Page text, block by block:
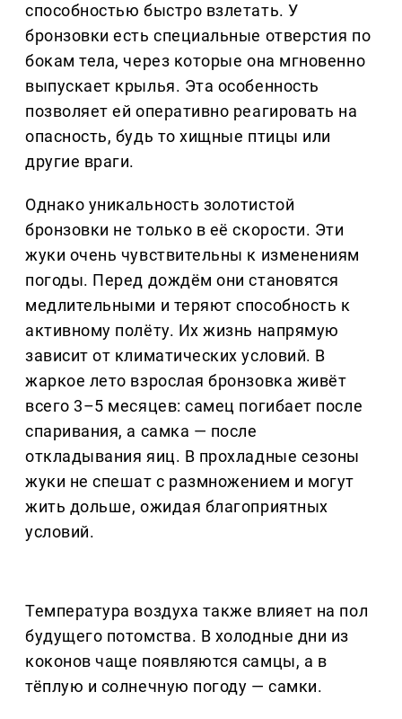
способностью быстро взлетать. У
бронзовки есть специальные отверстия по
бокам тела, через которые она мгновенно
выпускает крылья. Эта особенность
позволяет ей оперативно реагировать на
опасность, будь то хищные птицы или
другие враги.
Однако уникальность золотистой
бронзовки не только в её скорости. Эти
жуки очень чувствительны к изменениям
погоды. Перед дождём они становятся
медлительными и теряют способность к
активному полёту. Их жизнь напрямую
зависит от климатических условий. В
жаркое лето взрослая бронзовка живёт
всего 3–5 месяцев: самец погибает после
спаривания, а самка — после
откладывания яиц. В прохладные сезоны
жуки не спешат с размножением и могут
жить дольше, ожидая благоприятных
условий.
Температура воздуха также влияет на пол
будущего потомства. В холодные дни из
коконов чаще появляются самцы, а в
тёплую и солнечную погоду — самки.